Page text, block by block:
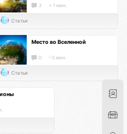
3 < 1 мин.
Статья
Место во Вселенной
0 ~3 мин.
Статья